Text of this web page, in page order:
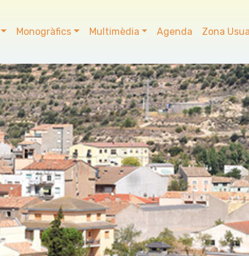
Monogràfics Multimèdia Agenda Zona